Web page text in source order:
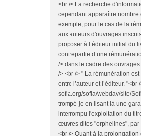
<br /> La recherche
cependant apparaître nombre
exemple, pour le cas de la
aux auteurs d'ouvrages
proposer à l’éditeur initial du
contrepartie d’une
/> dans le cadre des
/> <br /> " La rémunération
entre l’auteur et l’éditeur. "<br
sofia.org/sofia/webdav/site/
trompé-je en lisant là une
interrompu l'exploitation du
œuvres dites "orphelines", par
<br /> Quant à la